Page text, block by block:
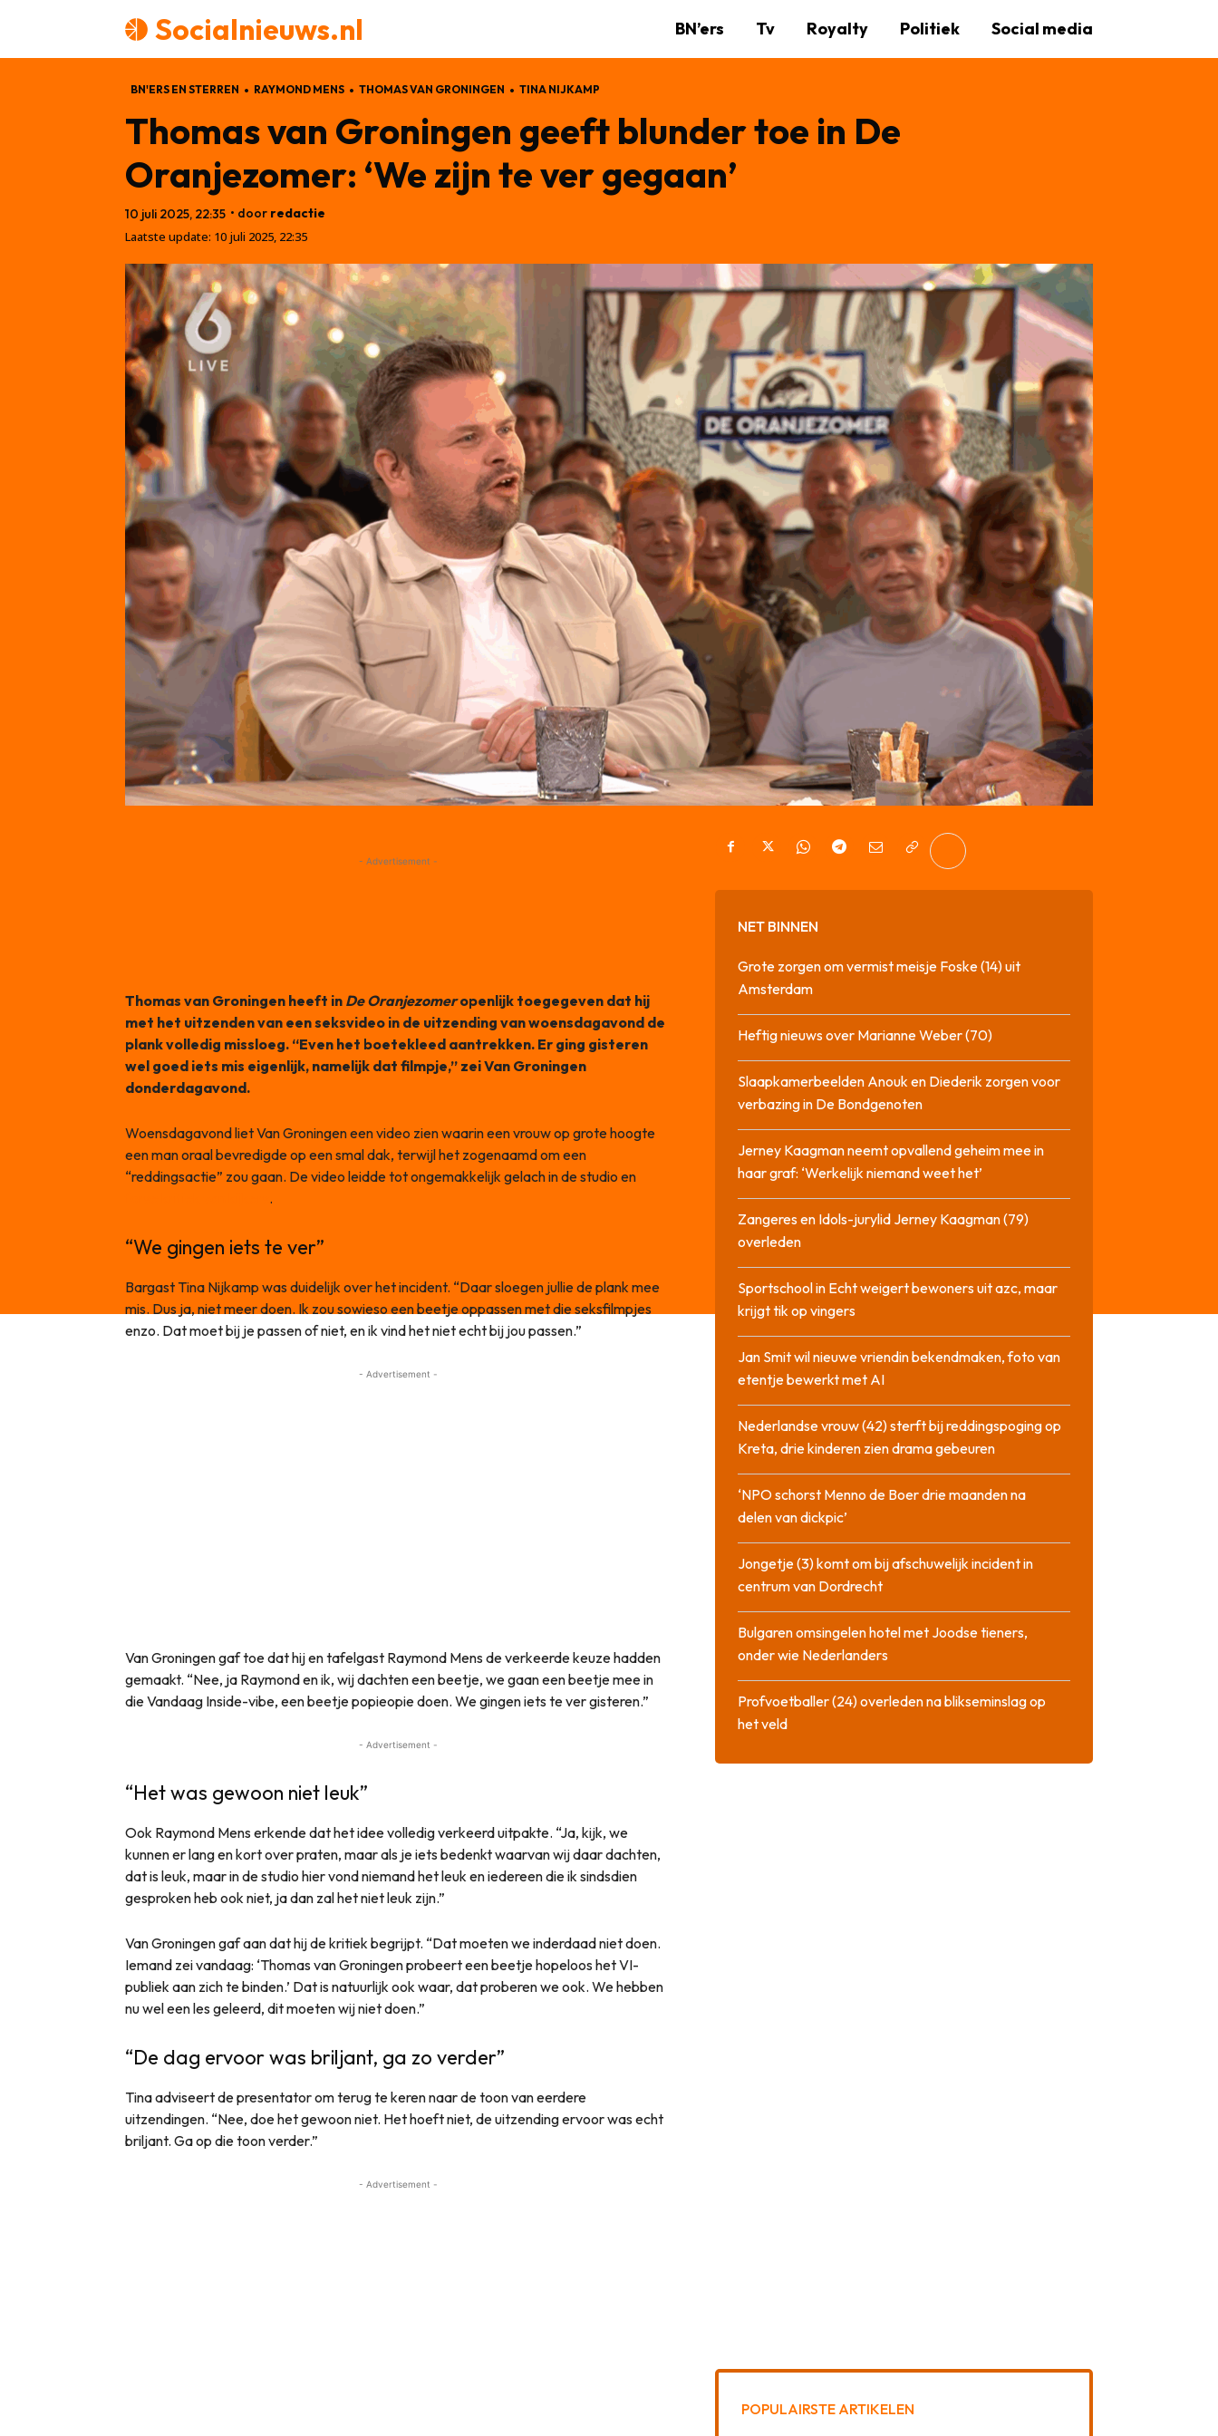
Socialnieuws.nl BN’ers Tv Royalty Politiek Social media
BN'ERS EN STERREN RAYMOND MENS THOMAS VAN GRONINGEN TINA NIJKAMP
Thomas van Groningen geeft blunder toe in De
Oranjezomer: ‘We zijn te ver gegaan’
10 juli 2025, 22:35 • door redactie
Laatste update: 10 juli 2025, 22:35
- Advertisement -
Thomas van Groningen heeft in De Oranjezomeropenlijk toegegeven dat hij
met het uitzenden van een seksvideo in de uitzending van woensdagavond de
plank volledig missloeg. “Even het boetekleed aantrekken. Er ging gisteren
wel goed iets mis eigenlijk, namelijk dat filmpje,” zei Van Groningen
donderdagavond.
Woensdagavond liet Van Groningen een video zien waarin een vrouw op grote hoogte
een man oraal bevredigde op een smal dak, terwijl het zogenaamd om een
“reddingsactie” zou gaan. De video leidde tot ongemakkelijk gelach in de studio en
.
“We gingen iets te ver”
Bargast Tina Nijkamp was duidelijk over het incident. “Daar sloegen jullie de plank mee
mis. Dus ja, niet meer doen. Ik zou sowieso een beetje oppassen met die seksfilmpjes
enzo. Dat moet bij je passen of niet, en ik vind het niet echt bij jou passen.”
- Advertisement -
Van Groningen gaf toe dat hij en tafelgast Raymond Mens de verkeerde keuze hadden
gemaakt. “Nee, ja Raymond en ik, wij dachten een beetje, we gaan een beetje mee in
die Vandaag Inside-vibe, een beetje popieopie doen. We gingen iets te ver gisteren.”
- Advertisement -
“Het was gewoon niet leuk”
Ook Raymond Mens erkende dat het idee volledig verkeerd uitpakte. “Ja, kijk, we
kunnen er lang en kort over praten, maar als je iets bedenkt waarvan wij daar dachten,
dat is leuk, maar in de studio hier vond niemand het leuk en iedereen die ik sindsdien
gesproken heb ook niet, ja dan zal het niet leuk zijn.”
Van Groningen gaf aan dat hij de kritiek begrijpt. “Dat moeten we inderdaad niet doen.
Iemand zei vandaag: ‘Thomas van Groningen probeert een beetje hopeloos het VI-
publiek aan zich te binden.’ Dat is natuurlijk ook waar, dat proberen we ook. We hebben
nu wel een les geleerd, dit moeten wij niet doen.”
“De dag ervoor was briljant, ga zo verder”
Tina adviseert de presentator om terug te keren naar de toon van eerdere
uitzendingen. “Nee, doe het gewoon niet. Het hoeft niet, de uitzending ervoor was echt
briljant. Ga op die toon verder.”
- Advertisement -
NET BINNEN
Grote zorgen om vermist meisje Foske (14) uit
Amsterdam
Heftig nieuws over Marianne Weber (70)
Slaapkamerbeelden Anouk en Diederik zorgen voor
verbazing in De Bondgenoten
Jerney Kaagman neemt opvallend geheim mee in
haar graf: ‘Werkelijk niemand weet het’
Zangeres en Idols-jurylid Jerney Kaagman (79)
overleden
Sportschool in Echt weigert bewoners uit azc, maar
krijgt tik op vingers
Jan Smit wil nieuwe vriendin bekendmaken, foto van
etentje bewerkt met AI
Nederlandse vrouw (42) sterft bij reddingspoging op
Kreta, drie kinderen zien drama gebeuren
‘NPO schorst Menno de Boer drie maanden na
delen van dickpic’
Jongetje (3) komt om bij afschuwelijk incident in
centrum van Dordrecht
Bulgaren omsingelen hotel met Joodse tieners,
onder wie Nederlanders
Profvoetballer (24) overleden na blikseminslag op
het veld
POPULAIRSTE ARTIKELEN